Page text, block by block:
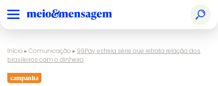
Início ▸Comunicação ▸ 99Pay estreia série que retrata relação dos
brasileiros com o dinheiro
campanha